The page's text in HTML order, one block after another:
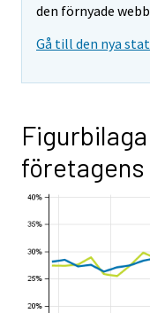
den förnyade
Gå till den nya